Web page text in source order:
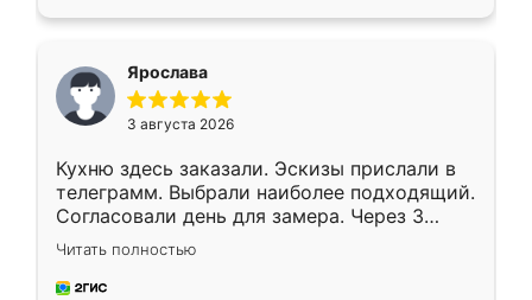
Ярослава
3 августа 2026
Кухню здесь заказали. Эскизы прислали в
телеграмм. Выбрали наиболее подходящий.
Согласовали день для замера. Через 3
недели кухня была уже готова. Остались
довольны работой. Спасибо Ренессанс
мебель за качественную работу!
Читать полностью